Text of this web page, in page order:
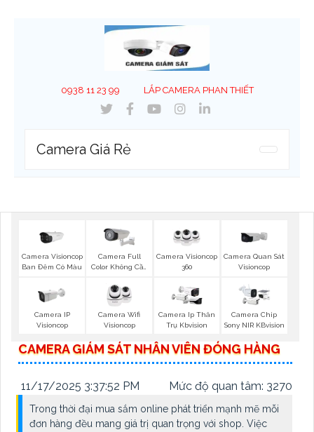
0938 11 23 99 LẮP CAMERA PHAN THIẾT
Camera Giá Rẻ
Camera Visioncop
Ban Đêm Có Màu
Camera Full
Color Không Cần
Camera Visioncop
360
Camera Quan Sát
Visioncop
Camera IP
Visioncop
Camera Wifi
Visioncop
Camera Ip Thân
Trụ Kbvision
Camera Chip
Sony NIR KBvision
CAMERA GIÁM SÁT NHÂN VIÊN ĐÓNG HÀNG
11/17/2025 3:37:52 PM Mức độ quan tâm: 3270
Trong thời đại mua sắm online phát triển mạnh mẽ mỗi
đơn hàng đều mang giá trị quan trọng với shop. Việc